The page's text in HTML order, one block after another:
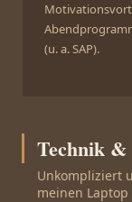
(u. a. SAP).
Technik
Unkompliziert
meinen